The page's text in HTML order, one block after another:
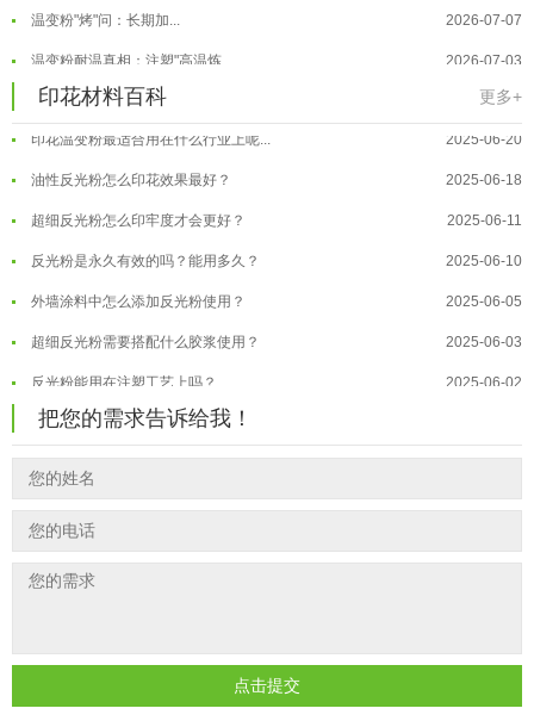
温变粉"烤"问：长期加... 2026-07-07
温变粉耐温真相：注塑"高温炼... 2026-07-03
夜间安全卫士：丝印反光粉搭配全攻... 2026-01-20
温变粉可以做防伪标签、温变防伪吗... 2026-08-05
温变粉适合做热变还是冷变？ 2026-08-04
温变粉注塑后表面翻车？粗糙、颗粒... 2026-07-28
温变粉保质期有多久？开封后如何保... 2026-07-20
温变粉大批量保存指南｜做对这几步... 2026-07-17
温变粉"罢工"指南：为... 2026-07-10
温变粉到底怕不怕酸碱和酒精？ 2026-07-09
温变粉"烤"问：长期加...
温变粉耐温真相：注塑"高温炼... 2026-07-03
夜间安全卫士：丝印反光粉搭配全攻... 2026-01-20
印花材料百科 更多+
反光粉太久不用结块要怎么处理？ 2025-07-11
印花温变粉最适合用在什么行业上呢... 2025-06-20
油性反光粉怎么印花效果最好？ 2025-06-18
超细反光粉怎么印牢度才会更好？ 2025-06-11
反光粉是永久有效的吗？能用多久？ 2025-06-10
外墙涂料中怎么添加反光粉使用？ 2025-06-05
超细反光粉需要搭配什么胶浆使用？ 2025-06-03
反光粉能用在注塑工艺上吗？ 2025-06-02
反光粉可以混合其他颜料一起使用吗...
温变粉丝印到底用多少目网版？这篇... 2026-06-11
印花温变粉最适合用在什么行业上呢...
油性反光粉怎么印花效果最好？
反光粉是永久有效的吗？能用多久？ 2025-06-10
外墙涂料中怎么添加反光粉使用？
把您的需求告诉给我！
点击提交